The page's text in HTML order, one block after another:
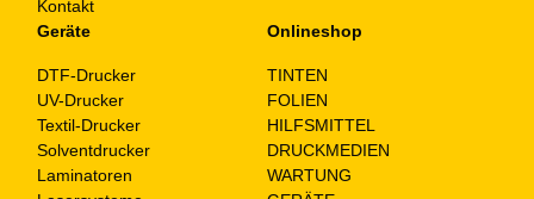
Kontakt
Geräte
DTF-Drucker
UV-Drucker
Textil-Drucker
Solventdrucker
Laminatoren
Onlineshop
TINTEN
FOLIEN
HILFSMITTEL
DRUCKMEDIEN
WARTUNG